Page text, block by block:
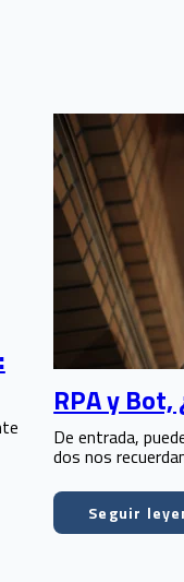
RPA y Bot,
De entrada,
dos nos
Seguir